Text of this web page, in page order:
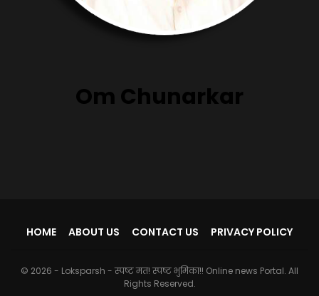
Om Chunarkar
HOME ABOUT US CONTACT US PRIVACY POLICY
© 2026 - Loksparsh - स्पष्ट मत! स्पष्ट भुमिका!! Online news Portal. All
Rights Reserved.